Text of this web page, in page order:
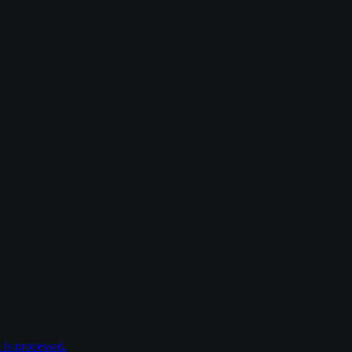
processed.